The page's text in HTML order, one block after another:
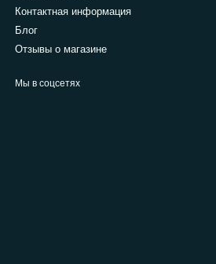
Контактная информация
Блог
Отзывы о магазине
Мы в соцсетях